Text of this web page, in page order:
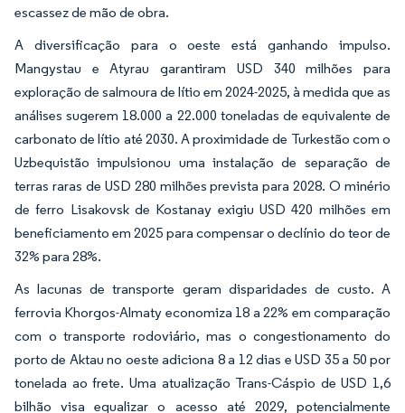
escassez de mão de obra.
A diversificação para o oeste está ganhando impulso.
Mangystau e Atyrau garantiram USD 340 milhões para
exploração de salmoura de lítio em 2024-2025, à medida que as
análises sugerem 18.000 a 22.000 toneladas de equivalente de
carbonato de lítio até 2030. A proximidade de Turkestão com o
Uzbequistão impulsionou uma instalação de separação de
terras raras de USD 280 milhões prevista para 2028. O minério
de ferro Lisakovsk de Kostanay exigiu USD 420 milhões em
beneficiamento em 2025 para compensar o declínio do teor de
32% para 28%.
As lacunas de transporte geram disparidades de custo. A
ferrovia Khorgos-Almaty economiza 18 a 22% em comparação
com o transporte rodoviário, mas o congestionamento do
porto de Aktau no oeste adiciona 8 a 12 dias e USD 35 a 50 por
tonelada ao frete. Uma atualização Trans-Cáspio de USD 1,6
bilhão visa equalizar o acesso até 2029, potencialmente